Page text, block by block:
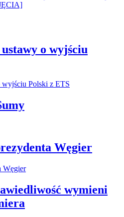
o wyjściu
Węgier
wymieni